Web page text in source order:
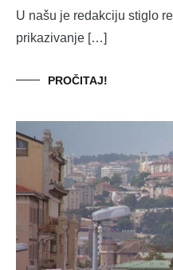
U našu je redakciju stiglo
prikazivanje […]
PROČITAJ!